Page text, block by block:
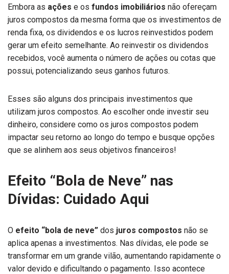
Embora as ações e os fundos imobiliários não ofereçam
juros compostos da mesma forma que os investimentos de
renda fixa, os dividendos e os lucros reinvestidos podem
gerar um efeito semelhante. Ao reinvestir os dividendos
recebidos, você aumenta o número de ações ou cotas que
possui, potencializando seus ganhos futuros.
Esses são alguns dos principais investimentos que
utilizam juros compostos. Ao escolher onde investir seu
dinheiro, considere como os juros compostos podem
impactar seu retorno ao longo do tempo e busque opções
que se alinhem aos seus objetivos financeiros!
Efeito “Bola de Neve” nas
Dívidas: Cuidado Aqui
O efeito “bola de neve” dos juros compostos não se
aplica apenas a investimentos. Nas dívidas, ele pode se
transformar em um grande vilão, aumentando rapidamente o
valor devido e dificultando o pagamento. Isso acontece